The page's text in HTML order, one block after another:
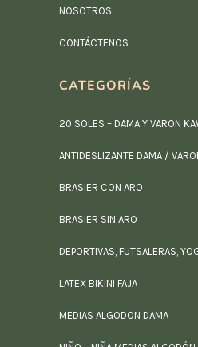
NOSOTROS
CONTÁCTENOS
CATEGORÍAS
20 SOLES – DAMA Y VARON
ANTIDESLIZANTE DAMA /
BRASIER CON ARO
BRASIER SIN ARO
DEPORTIVAS, FUTSALERAS,
LATEX BIKINI FAJA
MEDIAS ALGODON DAMA